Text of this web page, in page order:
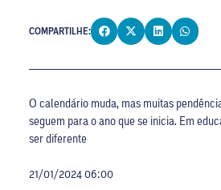
COMPARTILHE:
O calendário muda, mas muitas
seguem para o ano que se inicia. Em
ser diferente
21/01/2024 06:00